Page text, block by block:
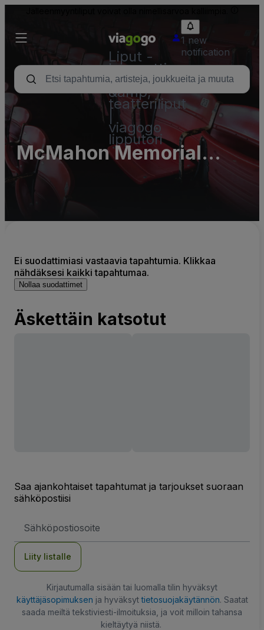
Liput -
konsertti,
urheilu
&amp;
teatteriliput
viagogo
lipputori
1 new
notification
McMahon Memorial
Auditorium Parking Lots
Ei suodattimiasi vastaavia tapahtumia. Klikkaa
nähdäksesi kaikki tapahtumaa.
Nollaa suodattimet
Äskettäin katsotut
Saa ajankohtaiset tapahtumat ja tarjoukset suoraan
sähköpostiisi
Liity listalle
Kirjautumalla sisään tai luomalla tilin hyväksyt
käyttäjäsopimuksen ja hyväksyttietosuojakäytännön. Saatat
saada meiltä tekstiviesti-ilmoituksia, ja voit milloin tahansa
kieltäytyä niistä.